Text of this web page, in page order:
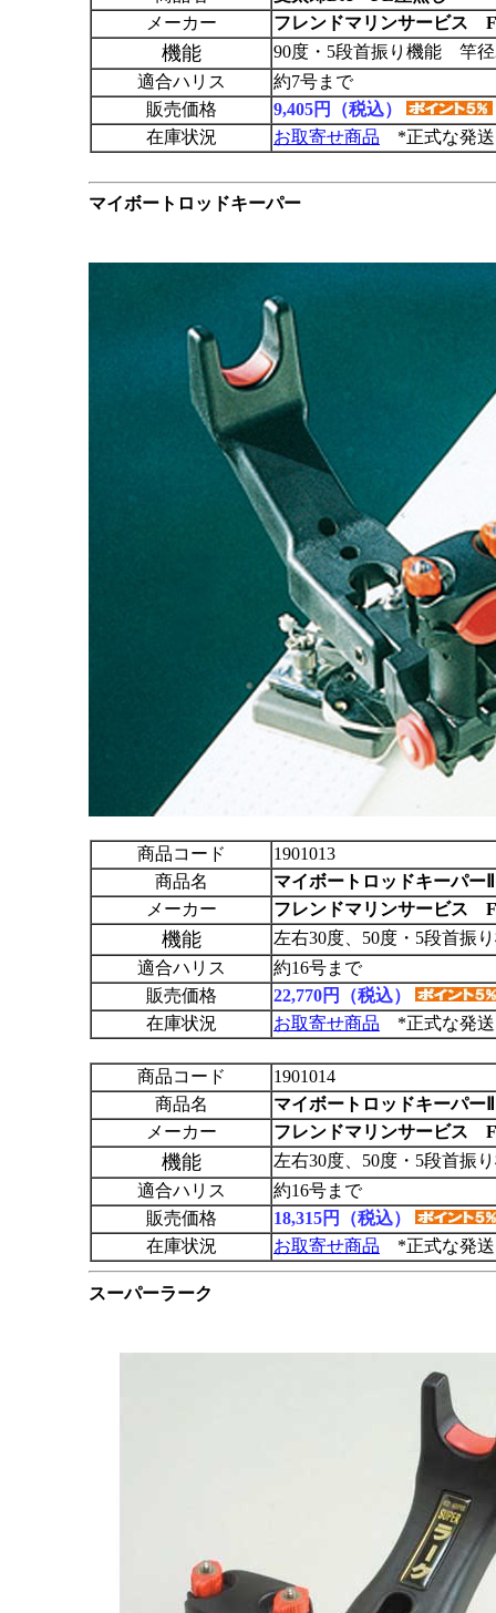
メーカー
フレンドマリンサービス
機能
90度・5段首振り機能 竿径
適合ハリス
約7号まで
販売価格
9,405円（税込）
在庫状況
お取寄せ商品 *正式な発送
マイボートロッドキーパー
商品コード
1901013
商品名
マイボートロッドキーパ
メーカー
フレンドマリンサービス
機能
左右30度、50度・5段首振
適合ハリス
約16号まで
販売価格
22,770円（税込）
在庫状況
お取寄せ商品 *正式な発送
商品コード
1901014
商品名
マイボートロッドキーパ
メーカー
フレンドマリンサービス
機能
左右30度、50度・5段首振
適合ハリス
約16号まで
販売価格
18,315円（税込）
在庫状況
お取寄せ商品 *正式な発送
スーパーラーク